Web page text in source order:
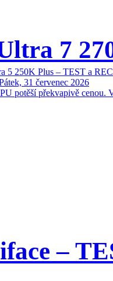
7
5 250K Plus – TEST a
31 červenec 2026
potěší překvapivě cenou.
–